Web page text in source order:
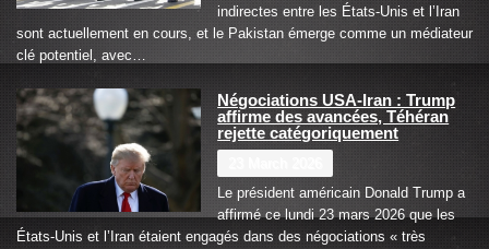
indirectes entre les États-Unis et l’Iran
sont actuellement en cours, et le Pakistan émerge comme un médiateur
clé potentiel, avec…
Négociations USA-Iran : Trump
affirme des avancées, Téhéran
rejette catégoriquement
Le président américain Donald Trump a
affirmé ce lundi 23 mars 2026 que les
États-Unis et l’Iran étaient engagés dans des négociations « très